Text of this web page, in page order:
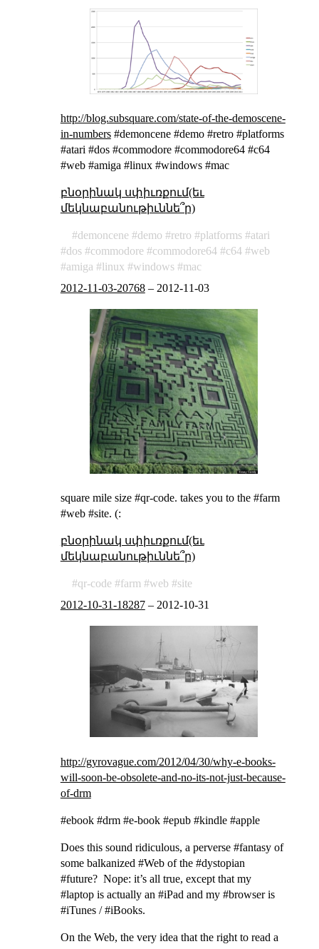
http://blog.subsquare.com/state-of-the-demoscene-
in-numbers#demoncene #demo #retro #platforms
#atari #dos #commodore #commodore64 #c64
#web #amiga #linux #windows #mac
բնօրինակ սփիւռքում(եւ
մեկնաբանութիւննե՞ր)
demoncene demo retro platforms
atari
dos
commodore commodore64 c64
web
amiga
linux windows
mac
2012-11-03-20768– 2012-11-03
square mile size #qr-code. takes you to the #farm
#web #site. (:
բնօրինակ սփիւռքում(եւ
մեկնաբանութիւննե՞ր)
qr-code farm web
site
2012-10-31-18287– 2012-10-31
http://gyrovague.com/2012/04/30/why-e-books-
will-soon-be-obsolete-and-no-its-not-just-because-
of-drm
#ebook #drm #e-book #epub #kindle #apple
Does this sound ridiculous, a perverse #fantasy of
some balkanized #Web of the #dystopian
#future? Nope: it’s all true, except that my
#laptop is actually an #iPad and my #browser is
#iTunes / #iBooks.
On the Web, the very idea that the right to read a